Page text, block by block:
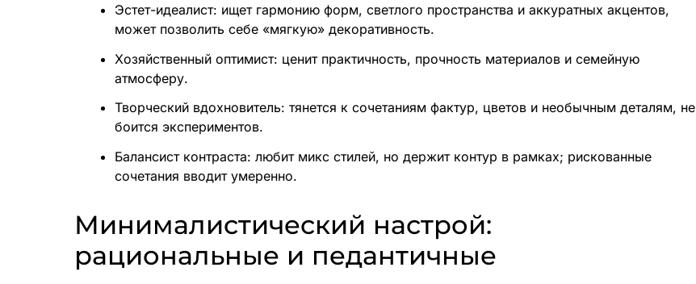
Эстет-идеалист: ищет гармонию форм, светлого пространства и аккуратных акцентов,
может позволить себе «мягкую» декоративность.
Хозяйственный оптимист: ценит практичность, прочность материалов и семейную
атмосферу.
Творческий вдохновитель: тянется к сочетаниям фактур, цветов и необычным деталям, не
боится экспериментов.
Балансист контраста: любит микс стилей, но держит контур в рамках; рискованные
сочетания вводит умеренно.
Минималистический настрой:
рациональные и педантичные